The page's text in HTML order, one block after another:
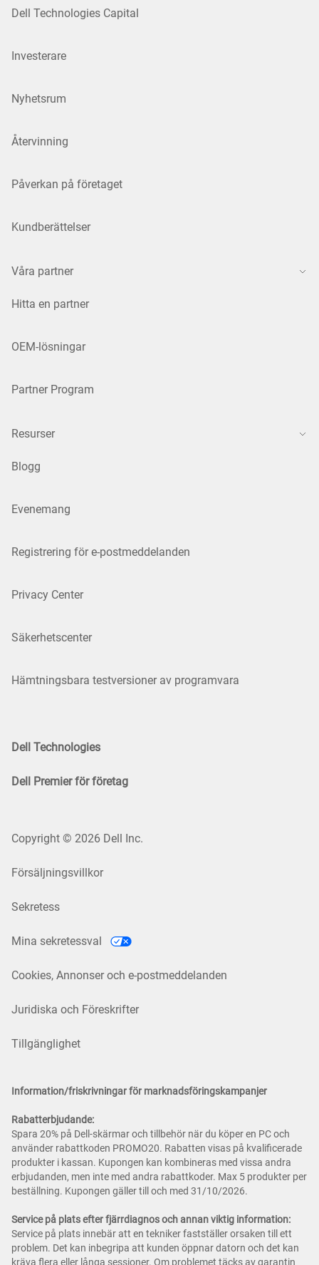
Dell Technologies Capital
Investerare
Nyhetsrum
Återvinning
Påverkan på företaget
Kundberättelser
Våra partner
Hitta en partner
OEM-lösningar
Partner Program
Resurser
Blogg
Evenemang
Registrering för e-postmeddelanden
Privacy Center
Säkerhetscenter
Hämtningsbara testversioner av programvara
Dell Technologies
Dell Premier för företag
Copyright © 2026 Dell Inc.
Försäljningsvillkor
Sekretess
Mina sekretessval
Cookies, Annonser och e-postmeddelanden
Juridiska och Föreskrifter
Tillgänglighet
Information/friskrivningar för marknadsföringskampanjer
Rabatterbjudande:
Spara 20% på Dell-skärmar och tillbehör när du köper en PC och
använder rabattkoden PROMO20. Rabatten visas på kvalificerade
produkter i kassan. Kupongen kan kombineras med vissa andra
erbjudanden, men inte med andra rabattkoder. Max 5 produkter per
beställning. Kupongen gäller till och med 31/10/2026.
Service på plats efter fjärrdiagnos och annan viktig information:
Service på plats innebär att en tekniker fastställer orsaken till ett
problem. Det kan inbegripa att kunden öppnar datorn och det kan
kräva flera eller långa sessioner. Om problemet täcks av garantin